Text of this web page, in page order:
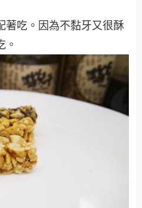
著吃。因為不黏牙又很酥
。